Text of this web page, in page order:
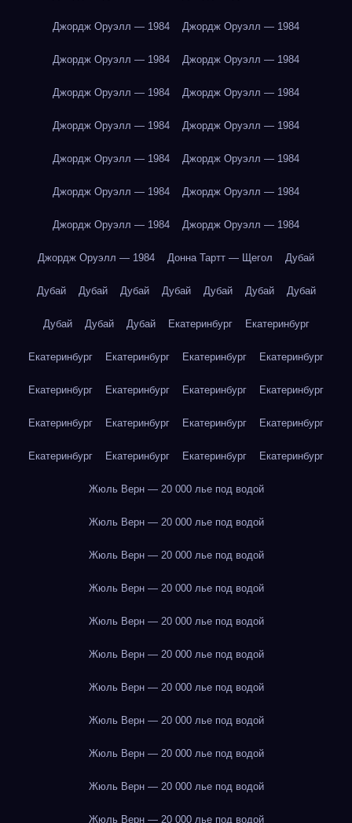
Джордж Оруэлл — 1984 Джордж Оруэлл — 1984
Джордж Оруэлл — 1984 Джордж Оруэлл — 1984
Джордж Оруэлл — 1984 Джордж Оруэлл — 1984
Джордж Оруэлл — 1984 Джордж Оруэлл — 1984
Джордж Оруэлл — 1984 Джордж Оруэлл — 1984
Джордж Оруэлл — 1984 Джордж Оруэлл — 1984
Джордж Оруэлл — 1984 Джордж Оруэлл — 1984
Джордж Оруэлл — 1984 Донна Тартт — Щегол Дубай
Дубай Дубай Дубай Дубай Дубай Дубай Дубай
Дубай Дубай Дубай Екатеринбург Екатеринбург
Екатеринбург Екатеринбург Екатеринбург Екатеринбург
Екатеринбург Екатеринбург Екатеринбург Екатеринбург
Екатеринбург Екатеринбург Екатеринбург Екатеринбург
Екатеринбург Екатеринбург Екатеринбург Екатеринбург
Жюль Верн — 20 000 лье под водой
Жюль Верн — 20 000 лье под водой
Жюль Верн — 20 000 лье под водой
Жюль Верн — 20 000 лье под водой
Жюль Верн — 20 000 лье под водой
Жюль Верн — 20 000 лье под водой
Жюль Верн — 20 000 лье под водой
Жюль Верн — 20 000 лье под водой
Жюль Верн — 20 000 лье под водой
Жюль Верн — 20 000 лье под водой
Жюль Верн — 20 000 лье под водой